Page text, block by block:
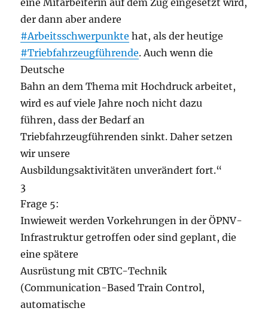
eine Mitarbeiterin auf dem Zug eingesetzt wird,
der dann aber andere
#Arbeitsschwerpunkte hat, als der heutige
#Triebfahrzeugführende. Auch wenn die
Deutsche
Bahn an dem Thema mit Hochdruck arbeitet,
wird es auf viele Jahre noch nicht dazu
führen, dass der Bedarf an
Triebfahrzeugführenden sinkt. Daher setzen
wir unsere
Ausbildungsaktivitäten unverändert fort.“
3
Frage 5:
Inwieweit werden Vorkehrungen in der ÖPNV-
Infrastruktur getroffen oder sind geplant, die
eine spätere
Ausrüstung mit CBTC-Technik
(Communication-Based Train Control,
automatische